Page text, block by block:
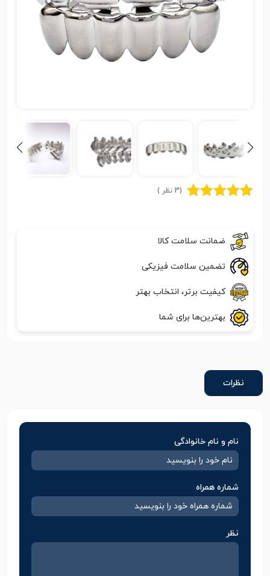
(3 نظر )
ضمانت سلامت کالا
تضمین سلامت فیزیکی
کیفیت برتر، انتخاب بهتر
بهترین‌ها برای شما
نظرات
نام و نام خانوادگی
شماره همراه
نظر